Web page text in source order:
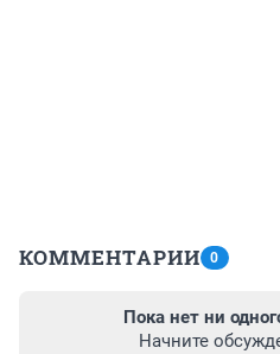
КОММЕНТАРИИ 0
Пока нет ни
Начните